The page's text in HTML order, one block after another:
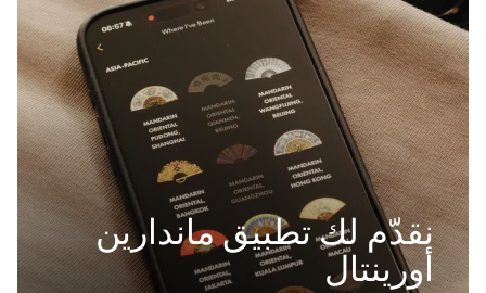
نقدّم لك تطبيق ماندارين
أورينتال